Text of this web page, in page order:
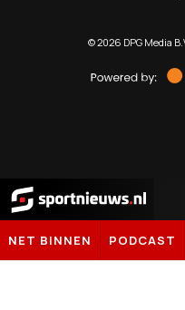
©2026 DPG Media
Sportnieuws.nl
NET BINNEN PODCAST